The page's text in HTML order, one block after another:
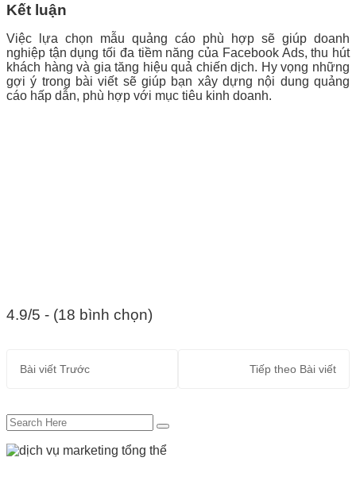
Kết luận
Việc lựa chọn mẫu quảng cáo phù hợp sẽ giúp doanh
nghiệp tận dụng tối đa tiềm năng của Facebook Ads, thu hút
khách hàng và gia tăng hiệu quả chiến dịch. Hy vọng những
gợi ý trong bài viết sẽ giúp bạn xây dựng nội dung quảng
cáo hấp dẫn, phù hợp với mục tiêu kinh doanh.
4.9/5 - (18 bình chọn)
Bài viết Trước Tiếp theo Bài viết